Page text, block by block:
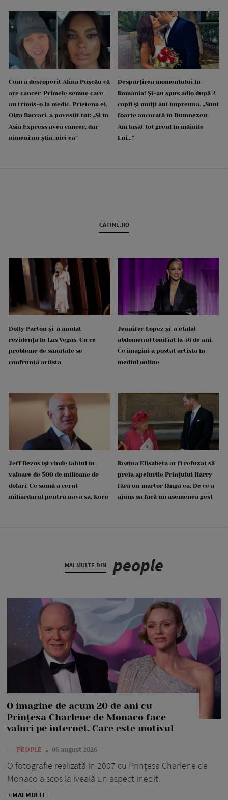
Cum a descoperit Alina Pușcău că
are cancer. Primele semne care
au trimis-o la medic. Prietena ei,
Olga Barcari, a povestit tot: „Și în
Asia Express avea cancer, dar
nimeni nu știa, nici ea”
Despărțirea momentului în
România! Și-au spus adio după 2
copii și mulți ani împreună. „Sunt
foarte ancorată în Dumnezeu.
Am lăsat tot greul în mâinile
Lui...”
CATINE.RO
Dolly Parton și-a anulat
rezidența în Las Vegas. Cu ce
probleme de sănătate se
confruntă artista
Jennifer Lopez și-a etalat
abdomenul tonifiat la 56 de ani.
Ce imagini a postat artista în
mediul online
Jeff Bezos își vinde iahtul în
valoare de 500 de milioane de
dolari. Ce sumă a cerut
miliardarul pentru nava sa, Koru
Regina Elisabeta ar fi refuzat să
preia apelurile Prințului Harry
fără un martor lângă ea. De ce a
ajuns să facă un asemenea gest
MAI MULTE DIN people
O imagine de acum 20 de ani cu
Prințesa Charlene de Monaco face
valuri pe internet. Care este motivul
— PEOPLE 06 august 2026
O fotografie realizată în 2007 cu Prințesa Charlene de
Monaco a scos la iveală un aspect inedit.
+ MAI MULTE